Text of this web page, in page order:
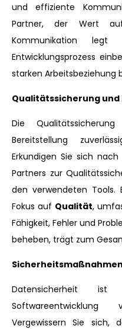
und effiziente
Partner, der Wert
Kommunikation
Entwicklungsprozess
starken Arbeitsbeziehung
Qualitätssicherung und
Die
Bereitstellung
Erkundigen Sie sich
Partners zur
den verwendeten
Fokus auf Qualität,
Fähigkeit, Fehler und
beheben, trägt zum
Sicherheitsmaßnahmen
Datensicherheit
Vergewissern Sie sich,